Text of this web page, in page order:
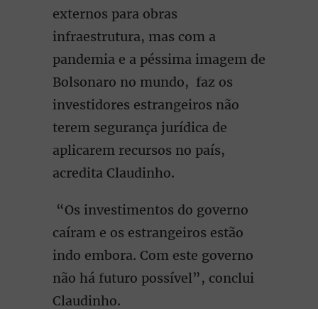
externos para obras
infraestrutura, mas com a
pandemia e a péssima imagem de
Bolsonaro no mundo, faz os
investidores estrangeiros não
terem segurança jurídica de
aplicarem recursos no país,
acredita Claudinho.
“Os investimentos do governo
caíram e os estrangeiros estão
indo embora. Com este governo
não há futuro possível”, conclui
Claudinho.